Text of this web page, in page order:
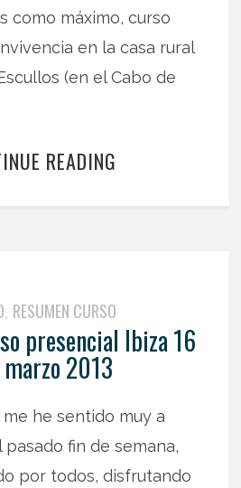
como máximo, curso
en la casa rural
(en el Cabo de
READING
, RESUMEN CURSO
presencial Ibiza 16
2013
he sentido muy a
fin de semana,
por todos, disfrutando